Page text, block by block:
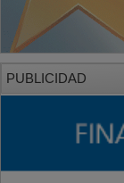
PUBLICIDAD